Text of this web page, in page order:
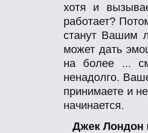
хотя и
работает?
станут Вашим
может дать
на более ...
ненадолго.
принимаете и
начинается.
Джек Лондон